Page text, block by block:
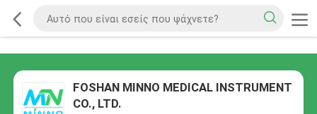
FOSHAN MINNO MEDICAL INSTRUMENT
CO., LTD.